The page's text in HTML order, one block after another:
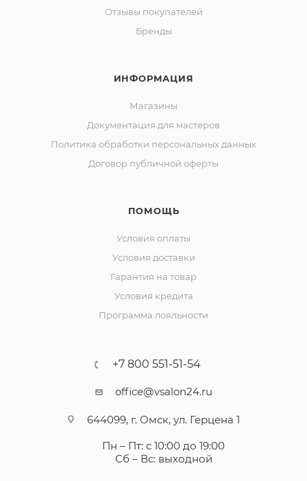
Отзывы покупателей
Бренды
ИНФОРМАЦИЯ
Магазины
Документация для мастеров
Политика обработки персональных данных
Договор публичной оферты
ПОМОЩЬ
Условия оплаты
Условия доставки
Гарантия на товар
Условия кредита
Программа лояльности
+7 800 551-51-54
office@vsalon24.ru
644099, г. Омск, ул. Герцена 1
Пн – Пт: с 10:00 до 19:00
Сб – Вс: выходной